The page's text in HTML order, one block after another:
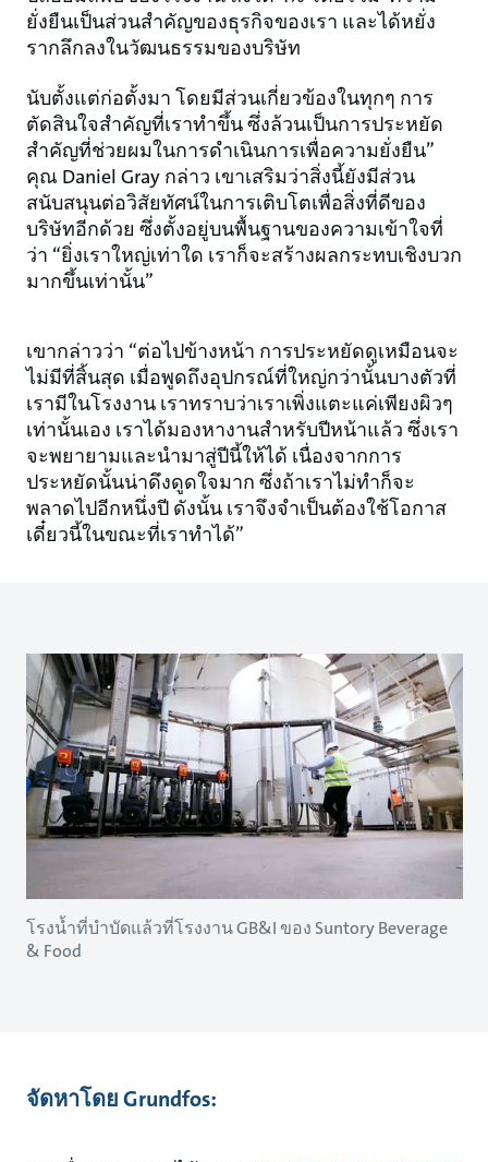
ยั่งยืนเป็นส่วนสำคัญของธุรกิจของเรา และได้หยั่ง
รากลึกลงในวัฒนธรรมของบริษัท
นับตั้งแต่ก่อตั้งมา โดยมีส่วนเกี่ยวข้องในทุกๆ การ
ตัดสินใจสำคัญที่เราทำขึ้น ซึ่งล้วนเป็นการประหยัด
สำคัญที่ช่วยผมในการดำเนินการเพื่อความยั่งยืน”
คุณ Daniel Gray กล่าว เขาเสริมว่าสิ่งนี้ยังมีส่วน
สนับสนุนต่อวิสัยทัศน์ในการเติบโตเพื่อสิ่งที่ดีของ
บริษัทอีกด้วย ซึ่งตั้งอยู่บนพื้นฐานของความเข้าใจที่
ว่า “ยิ่งเราใหญ่เท่าใด เราก็จะสร้างผลกระทบเชิงบวก
มากขึ้นเท่านั้น”
เขากล่าวว่า “ต่อไปข้างหน้า การประหยัดดูเหมือนจะ
ไม่มีที่สิ้นสุด เมื่อพูดถึงอุปกรณ์ที่ใหญ่กว่านั้นบางตัวที่
เรามีในโรงงาน เราทราบว่าเราเพิ่งแตะแค่เพียงผิวๆ
เท่านั้นเอง เราได้มองหางานสำหรับปีหน้าแล้ว ซึ่งเรา
จะพยายามและนำมาสู่ปีนี้ให้ได้ เนื่องจากการ
ประหยัดนั้นน่าดึงดูดใจมาก ซึ่งถ้าเราไม่ทำก็จะ
พลาดไปอีกหนึ่งปี ดังนั้น เราจึงจำเป็นต้องใช้โอกาส
เดี๋ยวนี้ในขณะที่เราทำได้”
โรงน้ำที่บำบัดแล้วที่โรงงาน GB&I ของ Suntory Beverage
& Food
จัดหาโดย Grundfos: